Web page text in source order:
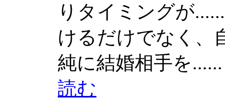
りタイミングが......
けるだけでなく、
純に結婚相手を......
読む